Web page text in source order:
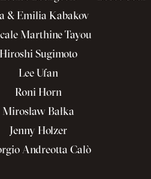
& Emilia Kabakov
Marthine Tayou
Hiroshi Sugimoto
Lee Ufan
Roni Horn
Mirosław Bałka
Jenny Holzer
Andreotta Calò